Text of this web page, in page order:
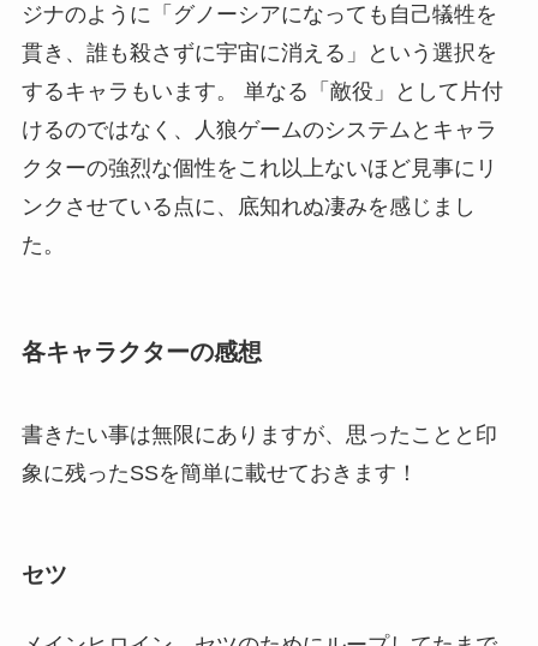
ジナのように「グノーシアになっても自己犠牲を
貫き、誰も殺さずに宇宙に消える」という選択を
するキャラもいます。 単なる「敵役」として片付
けるのではなく、人狼ゲームのシステムとキャラ
クターの強烈な個性をこれ以上ないほど見事にリ
ンクさせている点に、底知れぬ凄みを感じまし
た。
各キャラクターの感想
書きたい事は無限にありますが、思ったことと印
象に残ったSSを簡単に載せておきます！
セツ